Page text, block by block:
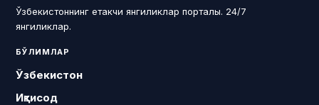
Ўзбекистоннинг етакчи янгиликлар порталы. 24/7
янгиликлар.
БЎЛИМЛАР
Ўзбекистон
Иқтисод